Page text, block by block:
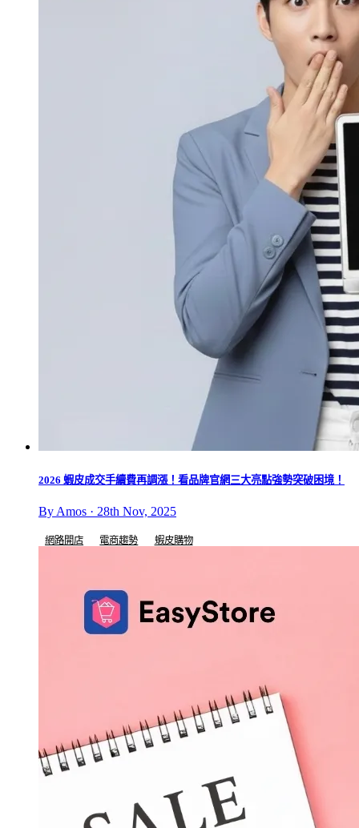
2026 蝦皮成交手續費再調漲！看品牌官網三大亮點強勢突破困境！
By Amos · 28th Nov, 2025
網路開店 電商趨勢 蝦皮購物